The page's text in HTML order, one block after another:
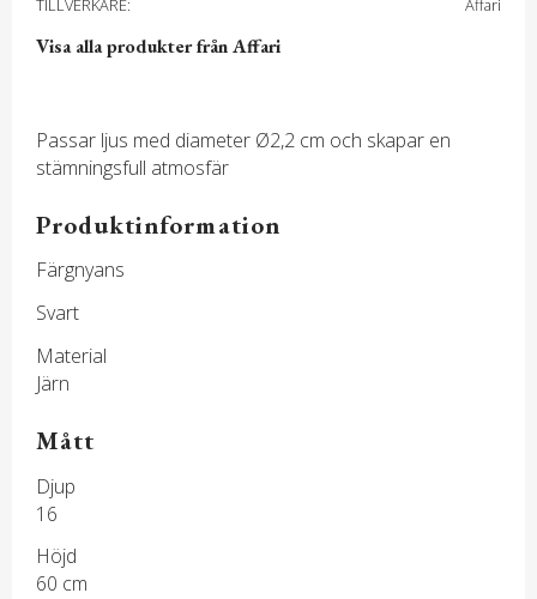
TILLVERKARE
Affari
Visa alla produkter från Affari
Passar ljus med diameter Ø2,2 cm och skapar en
stämningsfull atmosfär
Produktinformation
Färgnyans
Svart
Material
Järn
Mått
Djup
16
Höjd
60 cm